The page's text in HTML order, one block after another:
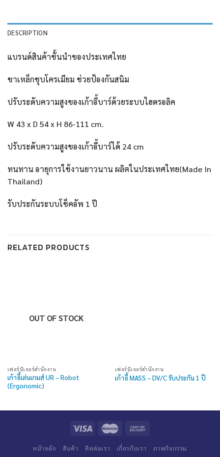
DESCRIPTION
แบรนด์สินค้าชั้นนำของประเทศไทย
ขาเหล็กชุบโครเมียม ช่วยป้องกันสนิม
ปรับระดับความสูงของเก้าอี้บาร์ด้วยระบบไฮดรอลิค
W 43 x D 54 x H 86-111 cm.
ปรับระดับความสูงของเก้าอี้บาร์ได้ 24 cm
ทนทาน อายุการใช้งานยาวนาน ผลิตในประเทศไทย(Made In
Thailand)
รับประกันระบบโช็คอัพ 1 ปี
RELATED PRODUCTS
OUT OF STOCK
เฟอร์นิเจอร์สำนักงาน
เก้าอี้เล่นเกมส์ UR – Robot
(Ergonomic)
เฟอร์นิเจอร์สำนักงาน
เก้าอี้ MASS – DV/C รับประกัน 1 ปี
หน้าหลัก สินค้า ติดต่อเรา เกี่ยวกับเรา ภาพกิจกรรม